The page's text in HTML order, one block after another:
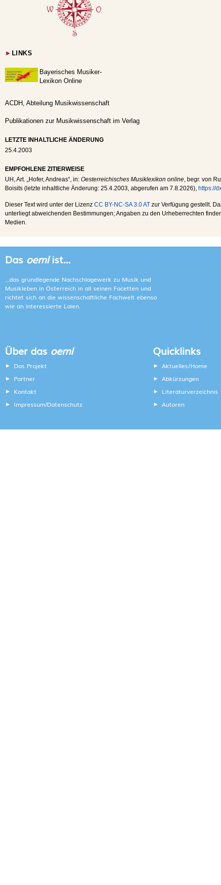
► LINKS
Bayerisches Musiker-
Lexikon Online
ACDH, Abteilung Musikwissenschaft
Publikationen zur Musikwissenschaft im Verlag
LETZTE INHALTLICHE ÄNDERUNG
25.4.2003
EMPFOHLENE ZITIERWEISE
UH , Art. „Hofer, Andreas“, in: Oesterreichisches Musiklexikon online , begr. von
Boisits (letzte inhaltliche Änderung: 25.4.2003 , abgerufen am 7.8.2026), https://
Dieser Text wird unter der Lizenz CC BY-NC-SA 3.0 AT zur Verfügung gestellt.
unterliegt abweichenden Bestimmungen; Angaben zu den Urheberrechten
Medien.
Das oemlist...
...das grundlegende Nachschlagewerk zu Musik und
Musikleben in Österreich in all seinen Facetten und
richtet sich an die wissenschaftliche Fachwelt ebenso
wie an interessierte Laien.
Über das oeml
Das Projekt
Partner
Kontakt
Impressum/Datenschutz
Quicklinks
Aktuelles/Home
Abkürzungen
Literaturverzeichnis
Autoren